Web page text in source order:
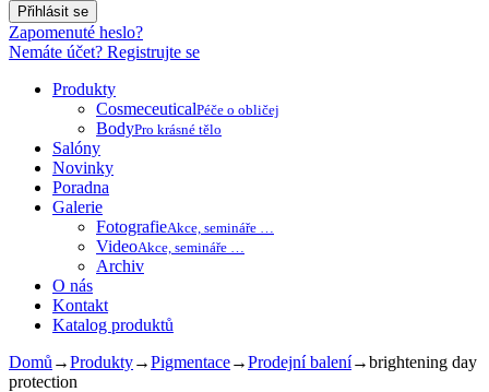
Zapomenuté heslo?
Nemáte účet? Registrujte se
Produkty
CosmeceuticalPéče o obličej
BodyPro krásné tělo
Salóny
Novinky
Poradna
Galerie
FotografieAkce, semináře …
VideoAkce, semináře …
Archiv
O nás
Kontakt
Katalog produktů
Domů →Produkty→Pigmentace→Prodejní balení→brightening day
protection